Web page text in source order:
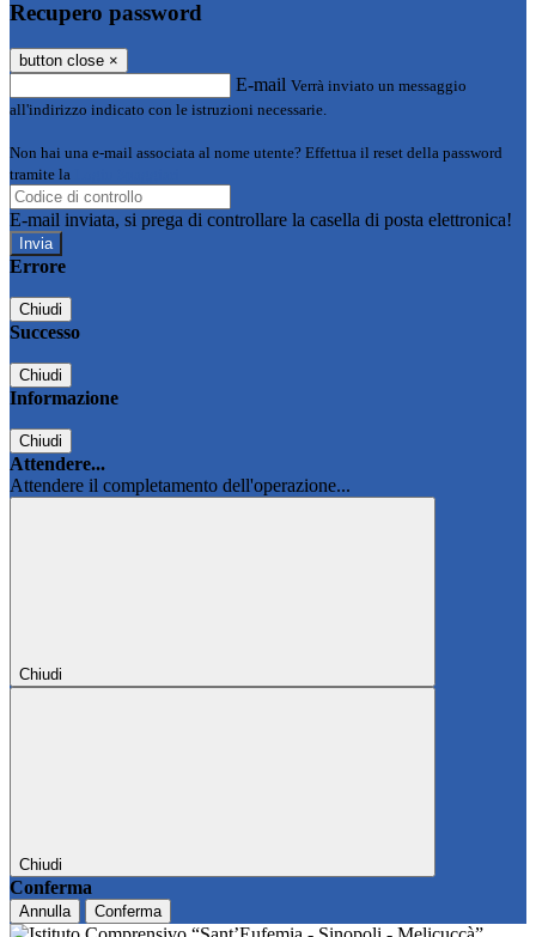
Recupero password
button close ×
E-mail Verrà inviato un messaggio
all'indirizzo indicato con le istruzioni necessarie.
Non hai una e-mail associata al nome utente? Effettua il reset della password
tramite la
E-mail inviata, si prega di controllare la casella di posta elettronica!
Errore
Chiudi
Successo
Chiudi
Informazione
Chiudi
Attendere...
Attendere il completamento dell'operazione...
Chiudi
Chiudi
Conferma
Annulla Conferma